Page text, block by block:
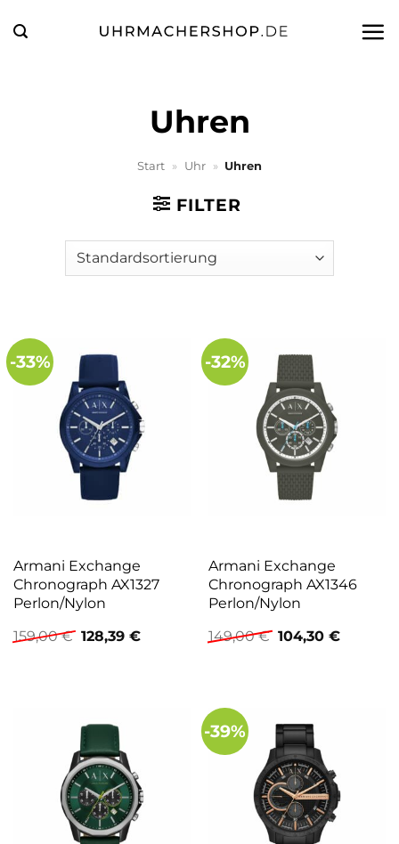
Inhalt
Uhren
Start » Uhr » Uhren
FILTER
-33%
Armani Exchange
Chronograph AX1327
Perlon/Nylon
159,00€ Ursprünglicher
Preis
128,39 €Aktueller
-32%
Armani Exchange
Chronograph AX1346
Perlon/Nylon
149,00€ Ursprünglicher
Preis
104,30 €
-39%